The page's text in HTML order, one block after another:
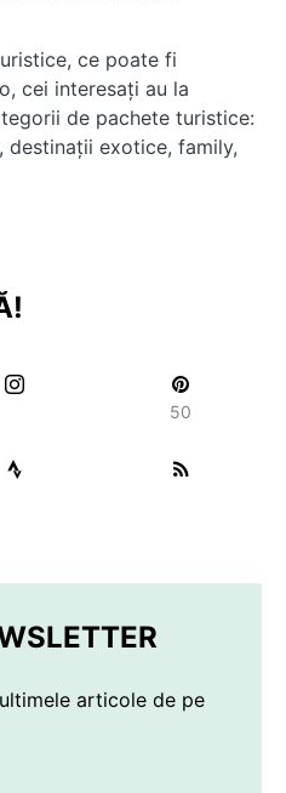
ce poate fi
cei interesaţi au la
de pachete turistice:
destinaţii exotice, family,
50
articole de pe